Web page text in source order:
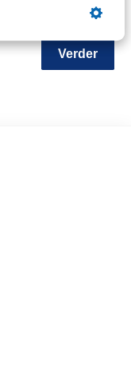
Verder